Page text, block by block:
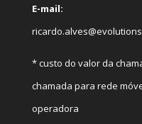
E-mail:
* custo do valor da
chamada para rede
operadora